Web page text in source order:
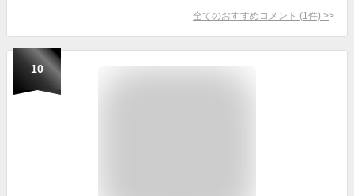
全てのおすすめコメント (1 件) >
10